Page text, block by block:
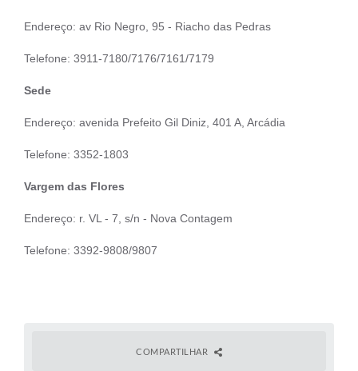
Endereço: av Rio Negro, 95 - Riacho das Pedras
Telefone: 3911-7180/7176/7161/7179
Sede
Endereço: avenida Prefeito Gil Diniz, 401 A, Arcádia
Telefone: 3352-1803
Vargem das Flores
Endereço: r. VL - 7, s/n - Nova Contagem
Telefone: 3392-9808/9807
COMPARTILHAR